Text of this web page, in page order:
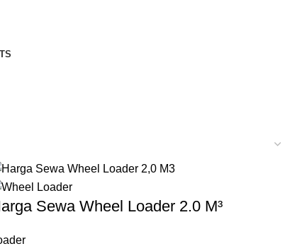
Sewa Wheel Loader 2.0 M³